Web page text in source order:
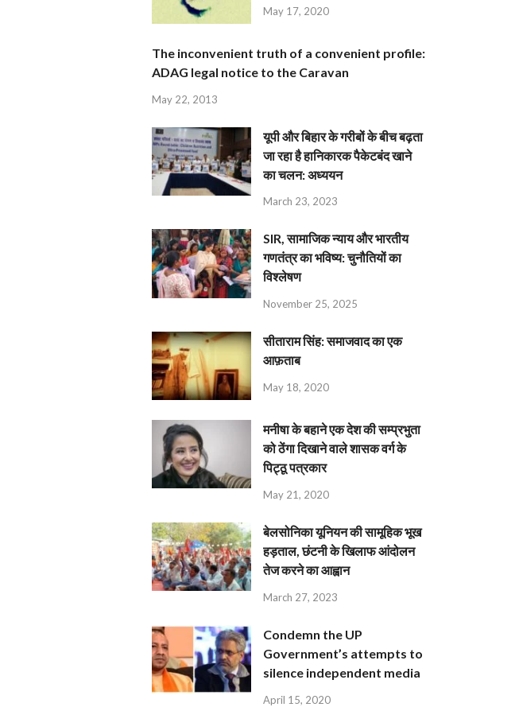
May 17, 2020
The inconvenient truth of a convenient profile:
ADAG legal notice to the Caravan
May 22, 2013
यूपी और बिहार के गरीबों के बीच बढ़ता
जा रहा है हानिकारक पैकेटबंद खाने
का चलन: अध्ययन
March 23, 2023
SIR, सामाजिक न्याय और भारतीय
गणतंत्र का भविष्य: चुनौतियों का
विश्लेषण
November 25, 2025
सीताराम सिंह: समाजवाद का एक
आफ़ताब
May 18, 2020
मनीषा के बहाने एक देश की सम्प्रभुता
को ठेंगा दिखाने वाले शासक वर्ग के
पिट्ठू पत्रकार
May 21, 2020
बेलसोनिका यूनियन की सामूहिक भूख
हड़ताल, छंटनी के खिलाफ आंदोलन
तेज करने का आह्वान
March 27, 2023
Condemn the UP
Government’s attempts to
silence independent media
April 15, 2020